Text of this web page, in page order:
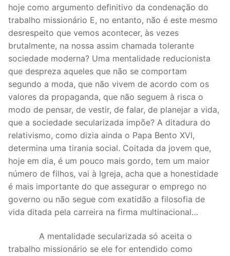
hoje como argumento definitivo da condenação do
trabalho missionário E, no entanto, não é este mesmo
desrespeito que vemos acontecer, às vezes
brutalmente, na nossa assim chamada tolerante
sociedade moderna? Uma mentalidade reducionista
que despreza aqueles que não se comportam
segundo a moda, que não vivem de acordo com os
valores da propaganda, que não seguem à risca o
modo de pensar, de vestir, de falar, de planejar a vida,
que a sociedade secularizada impõe? A ditadura do
relativismo, como dizia ainda o Papa Bento XVI,
determina uma tirania social. Coitada da jovem que,
hoje em dia, é um pouco mais gordo, tem um maior
número de filhos, vai à Igreja, acha que a honestidade
é mais importante do que assegurar o emprego no
governo ou não segue com exatidão a filosofia de
vida ditada pela carreira na firma multinacional…
A mentalidade secularizada só aceita o
trabalho missionário se ele for entendido como